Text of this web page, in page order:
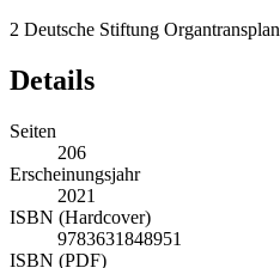
2 Deutsche Stiftung
Details
Seiten
206
Erscheinungsjahr
2021
ISBN (Hardcover)
9783631848951
ISBN (PDF)